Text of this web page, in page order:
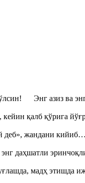
Энг азиз ва
қалб қўрига
деб», жандани кийиб…
даҳшатли
мадҳ этишда